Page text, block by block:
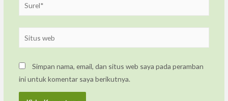
Simpan nama, email, dan situs web saya pada peramban
ini untuk komentar saya berikutnya.